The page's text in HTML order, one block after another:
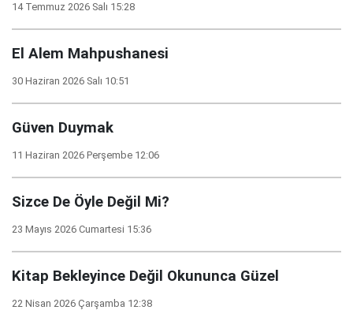
14 Temmuz 2026 Salı 15:28
El Alem Mahpushanesi
30 Haziran 2026 Salı 10:51
Güven Duymak
11 Haziran 2026 Perşembe 12:06
Sizce De Öyle Değil Mi?
23 Mayıs 2026 Cumartesi 15:36
Kitap Bekleyince Değil Okununca Güzel
22 Nisan 2026 Çarşamba 12:38